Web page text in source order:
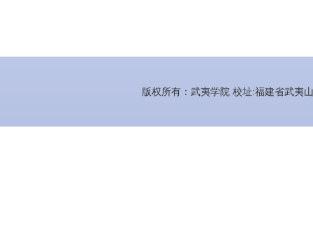
版权所有：武夷学院 校址:福建省武夷